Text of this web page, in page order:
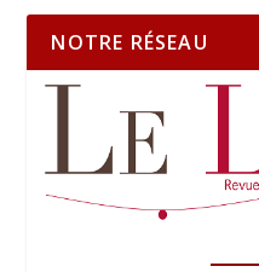
NOTRE RÉSEAU